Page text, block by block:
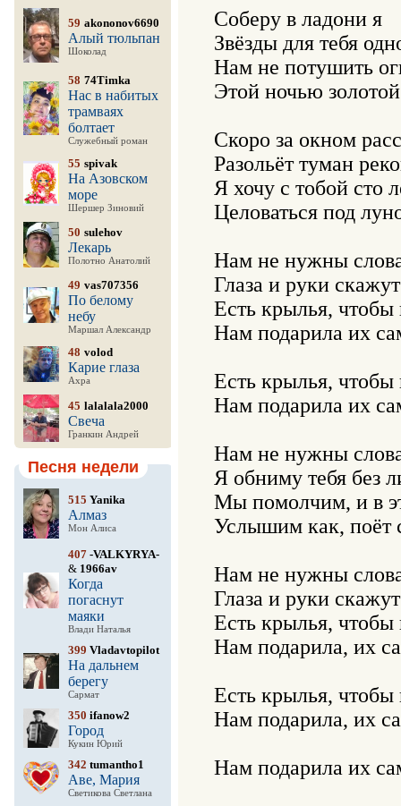
59 akononov6690
Алый тюльпан
Шоколад
58 74Timka
Нас в набитых
трамваях
болтает
Служебный роман
55 spivak
На Азовском
море
Шершер Зиновий
50 sulehov
Лекарь
Полотно Анатолий
49 vas707356
По белому
небу
Маршал Александр
48 volod
Карие глаза
Ахра
45 lalalala2000
Свеча
Гранкин Андрей
Песня недели
515 Yanika
Алмаз
Мон Алиса
407-VALKYRYA-
& 1966av
Когда
погаснут
маяки
Влади Наталья
399 Vladavtopilot
На дальнем
берегу
Сармат
350 ifanow2
Город
Кукин Юрий
342 tumantho1
Аве, Мария
Светикова Светлана
Соберу в ладони я
Звёзды для тебя
Нам не потушить
Этой ночью золотой
Скоро за окном
Разольёт туман
Я хочу с тобой сто
Целоваться под
Нам не нужны
Глаза и руки
Есть крылья, чтобы
Нам подарила их
Есть крылья, чтобы
Нам подарила их
Нам не нужны
Я обниму тебя без
Мы помолчим, и в
Услышим как, поёт
Нам не нужны
Глаза и руки
Есть крылья, чтобы
Нам подарила, их
Есть крылья, чтобы
Нам подарила, их